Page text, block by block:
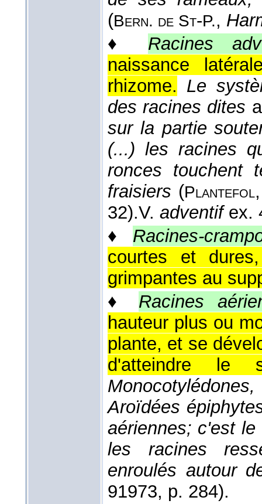
(Bern. de St-P.,
♦ Racines
naissance
rhizome. Le
des racines dites
sur la partie
(...) les racines
ronces touchent
fraisiers (Plantefol
32).V. adventifex.
♦ Racines-
courtes et
grimpantes au
♦ Racines
hauteur plus ou
plante, et se
d'atteindre le
Aroïdées
aériennes; c'est le
les racines
enroulés autour
91973, p. 284).